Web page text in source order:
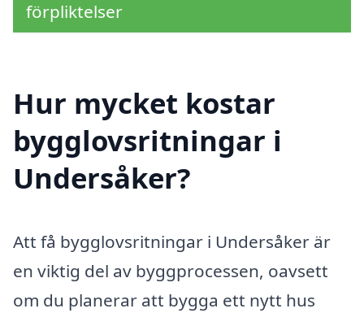
förpliktelser
Hur mycket kostar
bygglovsritningar i
Undersåker?
Att få bygglovsritningar i Undersåker är
en viktig del av byggprocessen, oavsett
om du planerar att bygga ett nytt hus